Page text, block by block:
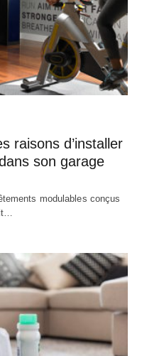
raisons d’installer
son garage
modulables conçus